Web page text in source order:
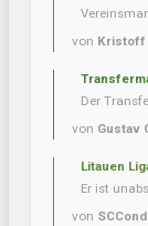
von Kristoff
Der
von Gustav
Litauen
Er ist
von